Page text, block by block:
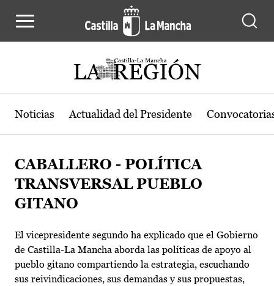
Noticias Actualidad del Presidente
CABALLERO - POLÍTICA
TRANSVERSAL PUEBLO
GITANO
El vicepresidente segundo ha explicado que el Gobierno
de Castilla-La Mancha aborda las políticas de apoyo al
pueblo gitano compartiendo la estrategia, escuchando
sus reivindicaciones, sus demandas y sus propuestas,